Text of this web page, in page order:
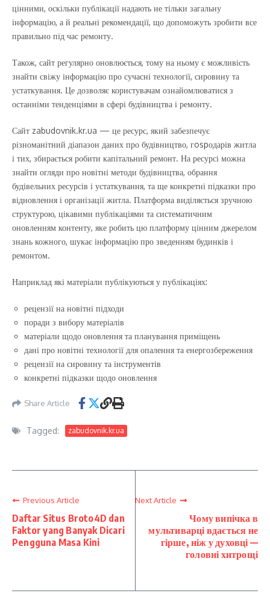
цінними, оскільки публікації надають не тільки загальну
інформацію, а й реальні рекомендації, що допоможуть зробити все
правильно під час ремонту.
Також, сайт регулярно оновлюється, тому на ньому є можливість
знайти свіжу інформацію про сучасні технології, сировину та
устаткування. Це дозволяє користувачам ознайомлюватися з
останніми тенденціями в сфері будівництва і ремонту.
Сайт zabudovnik.kr.ua — це ресурс, який забезпечує
різноманітний діапазон даних про будівництво, гospодарів житла
і тих, збирається робити капітальний ремонт. На ресурсі можна
знайти огляди про новітні методи будівництва, обрання
будівельних ресурсів і устаткування, та ще конкретні підказки про
відновлення і організації житла. Платформа виділяється зручною
структурою, цікавими публікаціями та систематичним
оновленням контенту, яке робить цю платформу цінним джерелом
знань кожного, шукає інформацію про зведенням будинків і
ремонтом.
Наприклад які матеріали публікуються у публікаціях:
рецензії на новітні підходи
поради з вибору матеріалів
матеріали щодо оновлення та планування приміщень
дані про новітні технології для опалення та енергозбереження
рецензії на сировину та інструментів
конкретні підказки щодо оновлення
Share Article
Tagged: zabudovnik.kr.ua
Previous Article
Daftar Situs Broto4D dan
Faktor yang Banyak Dicari
Pengguna Masa Kini
Next Article
Чому випічка в
мультиварці вдається не
гірше, ніж у духовці —
головні хитрощі